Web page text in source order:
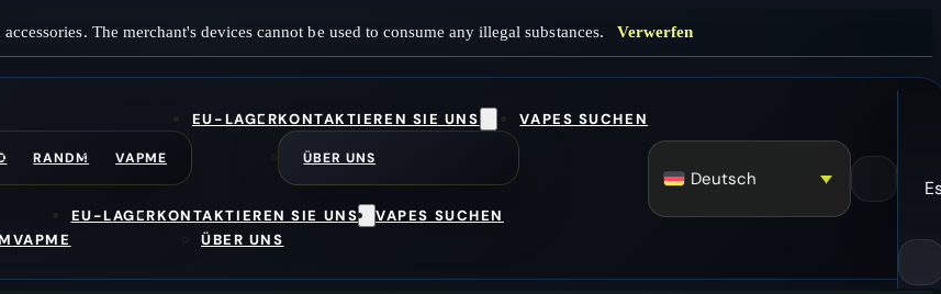
The merchant's devices cannot be used to consume any illegal substances. Verwerfen
RANDM VAPME
EU-LAGERKONTAKTIEREN SIE UNS
ÜBER UNS
VAPES SUCHEN
VAPME
EU-LAGERKONTAKTIEREN SIE UNS
ÜBER UNS
VAPES SUCHEN
Deutsch